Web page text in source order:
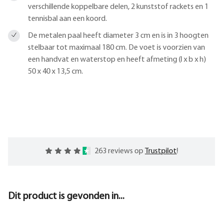
verschillende koppelbare delen, 2 kunststof rackets en 1
tennisbal aan een koord.
De metalen paal heeft diameter 3 cm en is in 3 hoogten
stelbaar tot maximaal 180 cm. De voet is voorzien van
een handvat en waterstop en heeft afmeting (l x b x h)
50 x 40 x 13,5 cm.
263 reviews op Trustpilot!
Dit product is gevonden in...